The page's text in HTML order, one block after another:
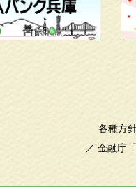
各種方
／金融庁